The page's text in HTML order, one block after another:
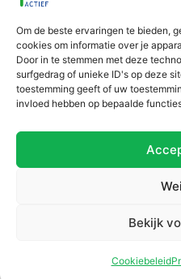
Om de beste ervaringen te bieden,
cookies om informatie over je
Door in te stemmen met deze
surfgedrag of unieke ID's op deze
toestemming geeft of uw
invloed hebben op bepaalde
Bekijk
Cookiebeleid
4.10 | Agamennone |
4.11 Diagnostiek diarree
boek Diagnostiek van
Therapie van alledaagse
Leerartikel Buikpijn NTVG
Leerartikel Chronische